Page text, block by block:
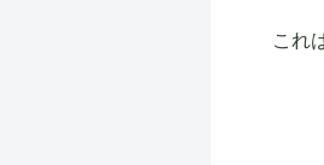
これ